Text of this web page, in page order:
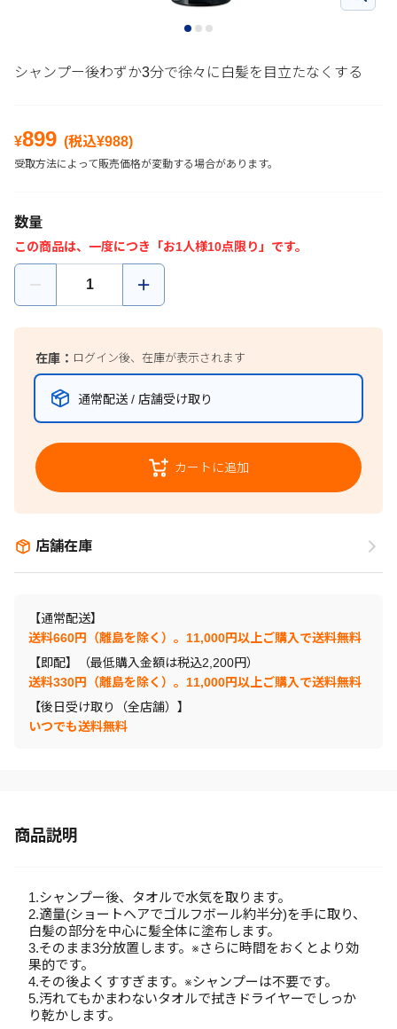
シャンプー後わずか3分で徐々に白髪を目立たなくする
¥899 (税込¥988)
受取方法によって販売価格が変動する場合があります。
数量
この商品は、一度につき「お1人様10点限り」です。
在庫： ログイン後、在庫が表示されます
通常配送 / 店舗受け取り
カートに追加
店舗在庫
【通常配送】
送料660円（離島を除く）。11,000円以上ご購入で送料無料
【即配】（最低購入金額は税込2,200円）
送料330円（離島を除く）。11,000円以上ご購入で送料無料
【後日受け取り（全店舗）】
いつでも送料無料
商品説明
1.シャンプー後、タオルで水気を取ります。
2.適量(ショートヘアでゴルフボール約半分)を手に取り、
白髪の部分を中心に髪全体に塗布します。
3.そのまま3分放置します。※さらに時間をおくとより効
果的です。
4.その後よくすすぎます。※シャンプーは不要です。
5.汚れてもかまわないタオルで拭きドライヤーでしっか
り乾かします。